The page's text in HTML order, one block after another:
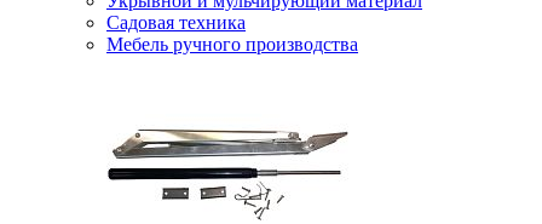
Садовая техника
Мебель ручного производства